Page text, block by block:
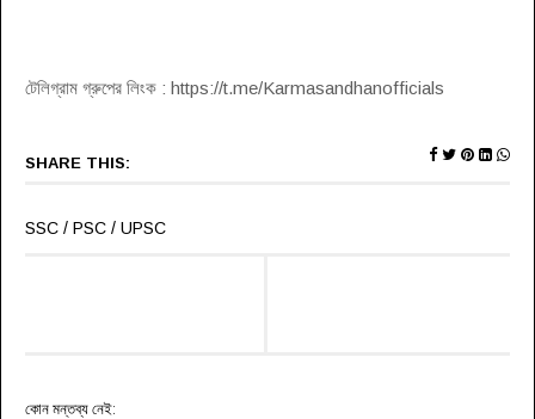
টেলিগ্রাম গ্রুপের লিংক : https://t.me/Karmasandhanofficials
SHARE THIS:
SSC / PSC / UPSC
কোন মন্তব্য নেই: